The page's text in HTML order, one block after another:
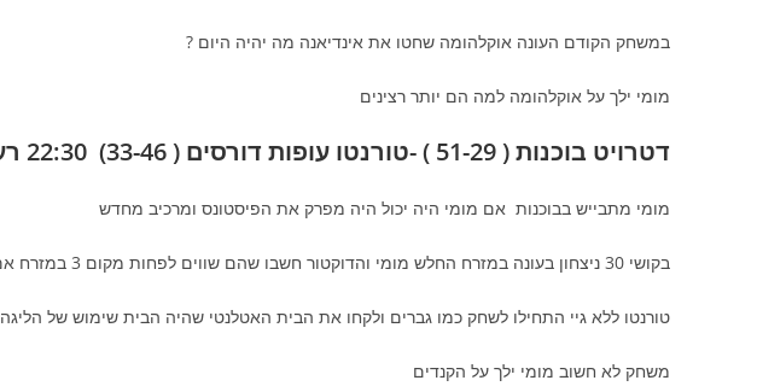
במשחק הקודם העונה אוקלהומה שחטו את אינדיאנה מה יהיה היום ?
מומי ילך על אוקלהומה למה הם יותר רצינים
דטרויט בוכנות ( 51-29 ) -טורנטו עופות דורסים ( 33-46) 22:30 רעננה
מומי מתבייש בבוכנות אם מומי היה יכול היה מפרק את הפיסטונס ומרכיב מחדש
בקושי 30 ניצחון בעונה במזרח החלש מומי והדוקטור חשבו שהם שווים לפחות מקום 3 במזרח אם לא בליגה
טורנטו ללא גיי התחילו לשחק כמו גברים ולקחו את הבית האטלנטי שהיה הבית שימוש של הליגה
משחק לא חשוב מומי ילך על הקנדים